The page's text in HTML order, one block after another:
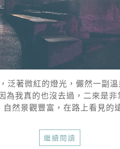
著微紅的燈光，儼然一副
我真的也沒去過，二來是
然景觀豐富，在路上看見
繼續閱讀